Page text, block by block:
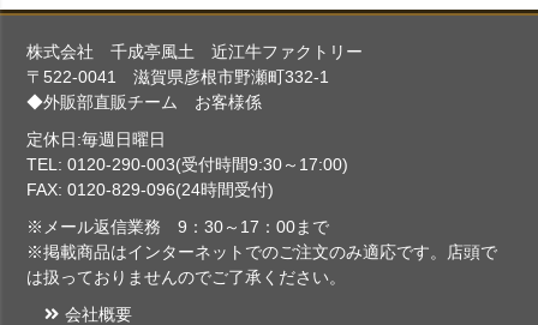
株式会社 千成亭風土 近江牛ファクトリー
〒522-0041 滋賀県彦根市野瀬町332-1
◆外販部直販チーム お客様係
定休日:毎週日曜日
TEL: 0120-290-003(受付時間9:30～17:00)
FAX: 0120-829-096(24時間受付)
※メール返信業務 9：30～17：00まで
※掲載商品はインターネットでのご注文のみ適応です。店頭で
は扱っておりませんのでご了承ください。
会社概要